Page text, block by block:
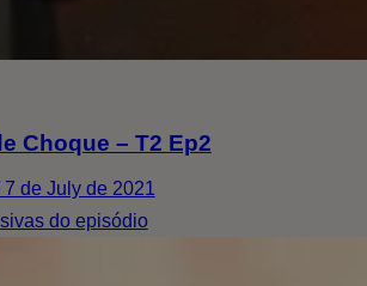
Choque – T2 Ep2
7 de July de 2021
do episódio